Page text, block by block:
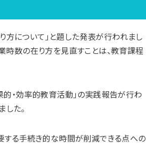
について」と題した発表が行われまし
時数の在り方を見直すことは、教育課程
・効率的教育活動」の実践報告が行わ
た。
する手続き的な時間が削減できる点への